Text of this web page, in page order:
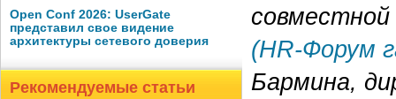
Open Conf 2026: UserGate
представил свое видение
архитектуры сетевого доверия
Рекомендуемые статьи
(HR-Форум
Бармина,